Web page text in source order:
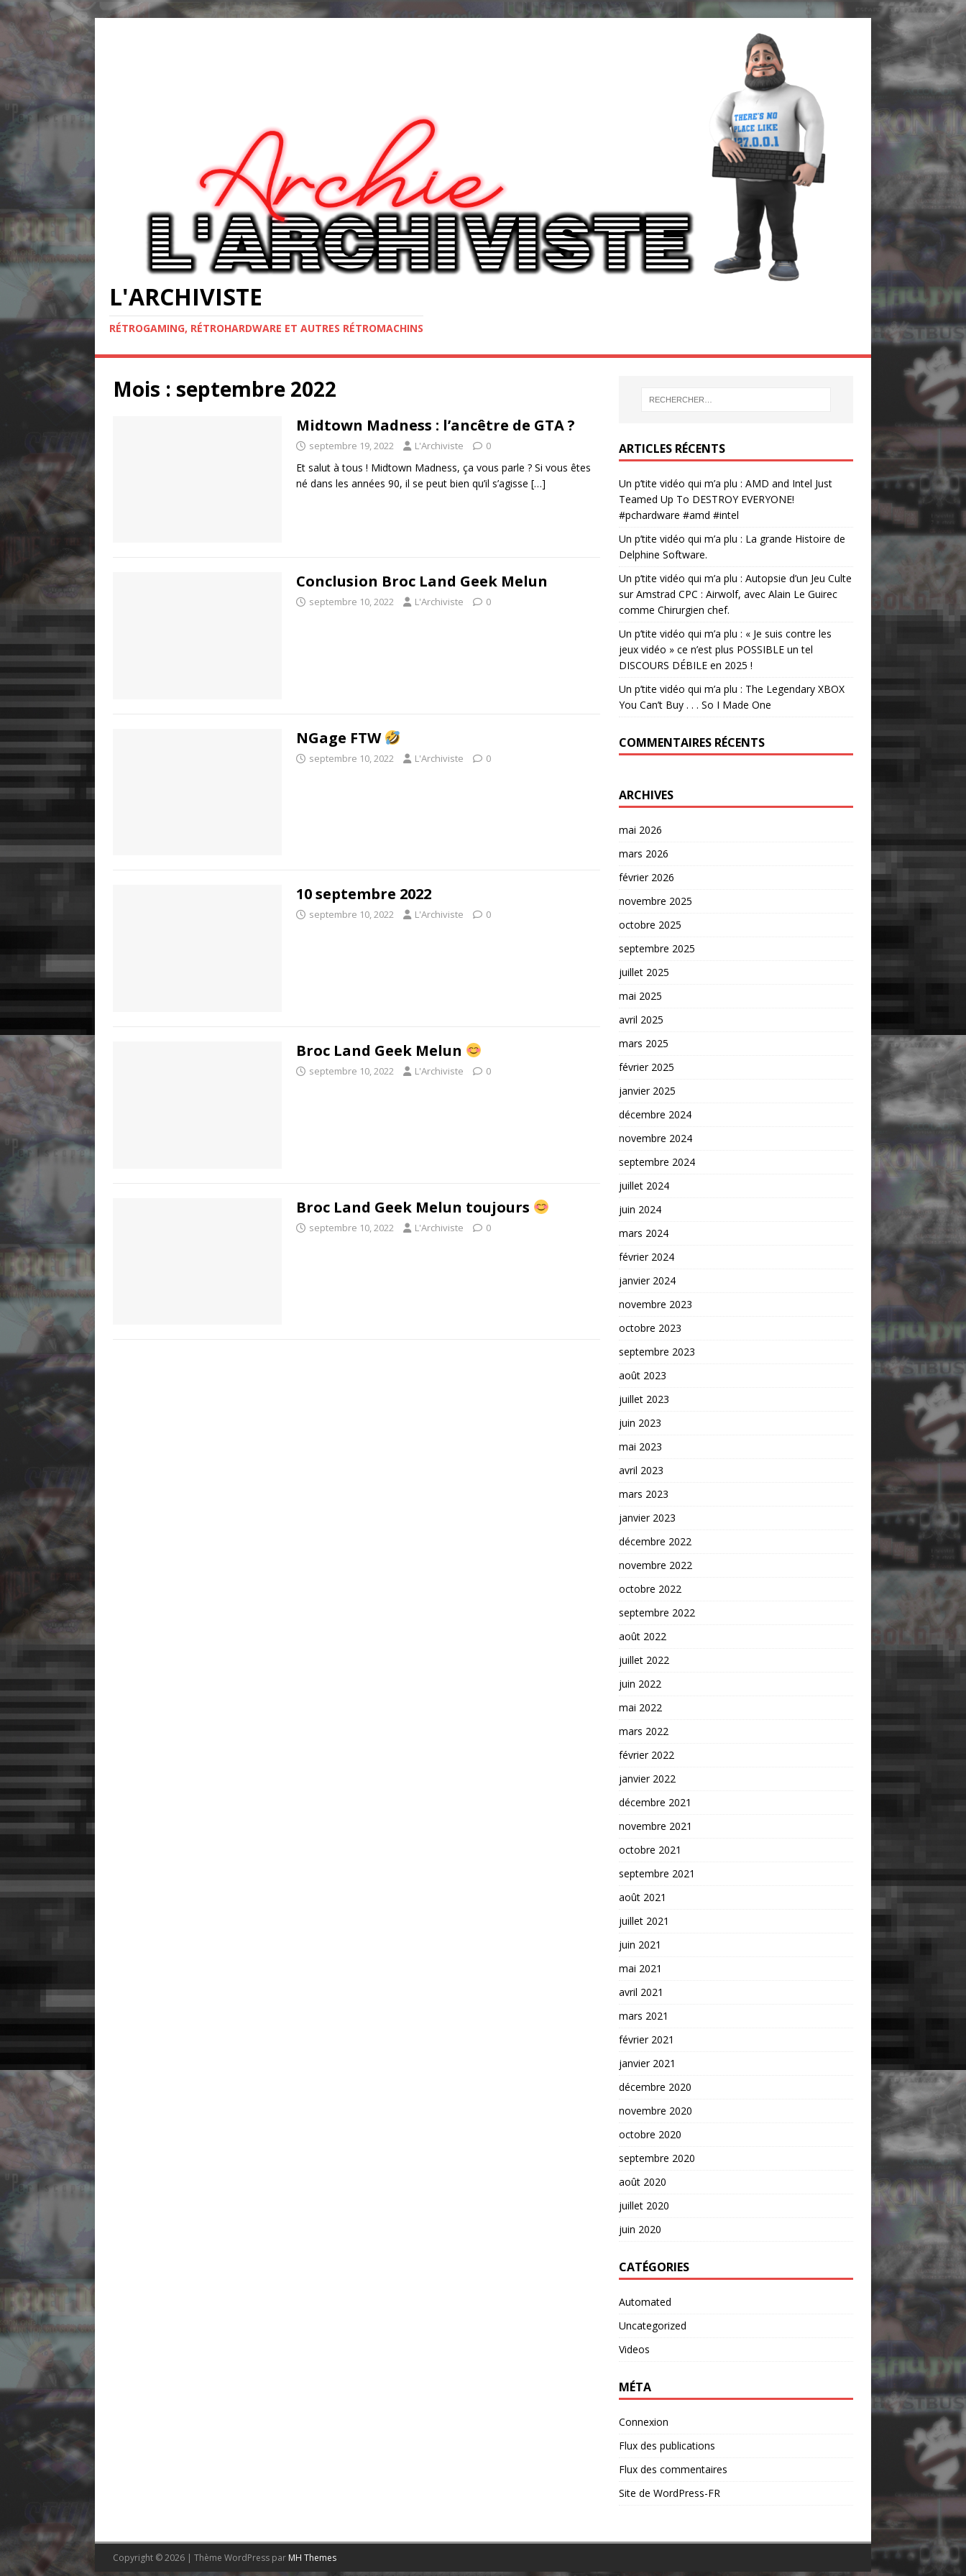
L'ARCHIVISTE
RÉTROGAMING, RÉTROHARDWARE ET AUTRES RÉTROMACHINS
Mois : septembre 2022
Midtown Madness : l’ancêtre de GTA ?
septembre 19, 2022 L'Archiviste 0
Et salut à tous ! Midtown Madness, ça vous parle ? Si vous êtes
né dans les années 90, il se peut bien qu’il s’agisse […]
Conclusion Broc Land Geek Melun
septembre 10, 2022 L'Archiviste 0
NGage FTW
septembre 10, 2022 L'Archiviste 0
10 septembre 2022
septembre 10, 2022 L'Archiviste 0
Broc Land Geek Melun
septembre 10, 2022 L'Archiviste 0
Broc Land Geek Melun toujours
septembre 10, 2022 L'Archiviste 0
ARTICLES RÉCENTS
Un p’tite vidéo qui m’a plu : AMD and Intel Just
Teamed Up To DESTROY EVERYONE!
#pchardware #amd #intel
Un p’tite vidéo qui m’a plu : La grande Histoire de
Delphine Software.
Un p’tite vidéo qui m’a plu : Autopsie d’un Jeu Culte
sur Amstrad CPC : Airwolf, avec Alain Le Guirec
comme Chirurgien chef.
Un p’tite vidéo qui m’a plu : « Je suis contre les
jeux vidéo » ce n’est plus POSSIBLE un tel
DISCOURS DÉBILE en 2025 !
Un p’tite vidéo qui m’a plu : The Legendary XBOX
You Can’t Buy . . . So I Made One
COMMENTAIRES RÉCENTS
ARCHIVES
mai 2026
mars 2026
février 2026
novembre 2025
octobre 2025
septembre 2025
juillet 2025
mai 2025
avril 2025
mars 2025
février 2025
janvier 2025
décembre 2024
novembre 2024
septembre 2024
juillet 2024
juin 2024
mars 2024
février 2024
janvier 2024
novembre 2023
octobre 2023
septembre 2023
août 2023
juillet 2023
juin 2023
mai 2023
avril 2023
mars 2023
janvier 2023
décembre 2022
novembre 2022
octobre 2022
septembre 2022
août 2022
juillet 2022
juin 2022
mai 2022
mars 2022
février 2022
janvier 2022
décembre 2021
novembre 2021
octobre 2021
septembre 2021
août 2021
juillet 2021
juin 2021
mai 2021
avril 2021
mars 2021
février 2021
janvier 2021
décembre 2020
novembre 2020
octobre 2020
septembre 2020
août 2020
juillet 2020
juin 2020
CATÉGORIES
Automated
Uncategorized
Videos
MÉTA
Connexion
Flux des publications
Flux des commentaires
Site de WordPress-FR
Copyright © 2026 | Thème WordPress par MH Themes